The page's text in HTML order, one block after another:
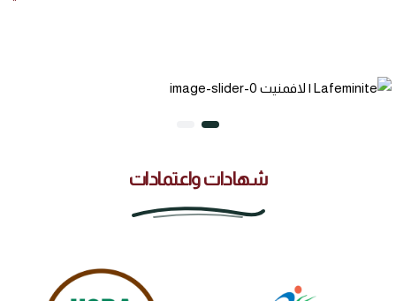
شهادات واعتمادات